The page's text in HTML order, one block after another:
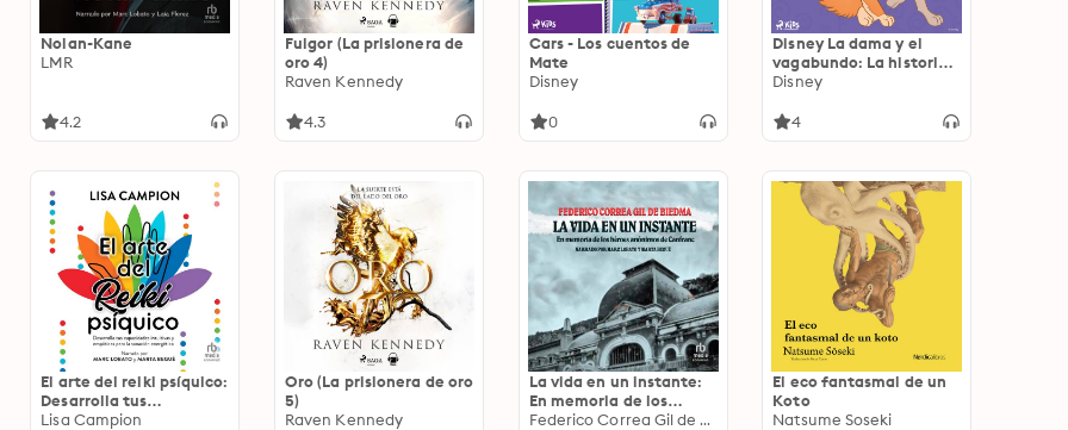
Nolan-Kane
LMR
4.2
Fulgor (La prisionera de
oro 4)
Raven Kennedy
4.3
Cars - Los cuentos de
Mate
Disney
0
Disney La dama y el
vagabundo: La historia
de la dama y el
Disney
4
El arte del reiki psíquico:
Desarrolla tus
capacidades intuitivas y
Lisa Campion
Oro (La prisionera de oro
5)
Raven Kennedy
La vida en un instante:
En memoria de los
héroes anónimos de
Federico Correa Gil de Biedma
El eco fantasmal de un
Koto
Natsume Soseki